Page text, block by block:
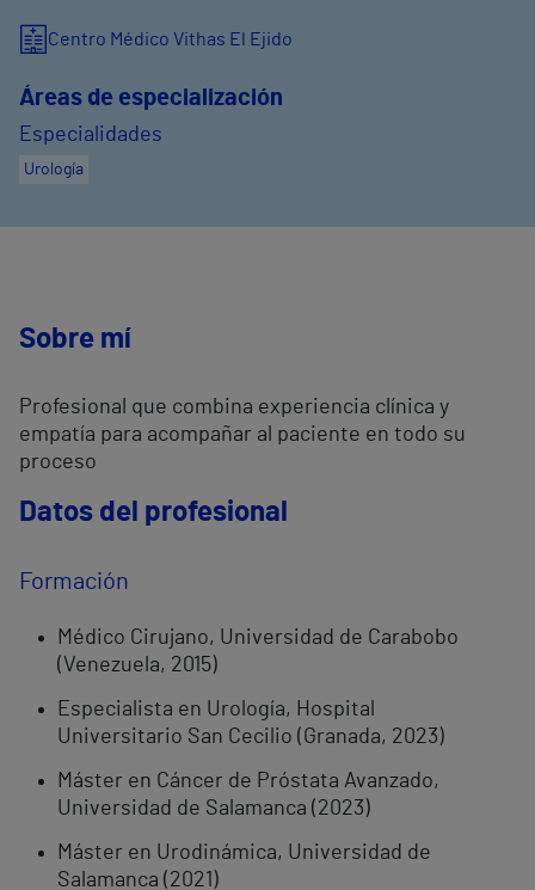
Centro Médico Vithas El Ejido
Áreas de especialización
Especialidades
Urología
Sobre mí
Profesional que combina experiencia clínica y
empatía para acompañar al paciente en todo su
proceso
Datos del profesional
Formación
Médico Cirujano, Universidad de Carabobo
(Venezuela, 2015)
Especialista en Urología, Hospital
Universitario San Cecilio (Granada, 2023)
Máster en Cáncer de Próstata Avanzado,
Universidad de Salamanca (2023)
Máster en Urodinámica, Universidad de
Salamanca (2021)